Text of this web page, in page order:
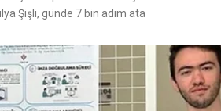
Şişli, günde 7 bin adım ata